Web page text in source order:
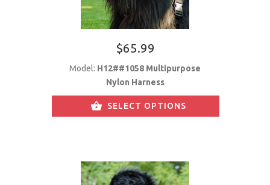
$65.99
Model: H12##1058 Multipurpose
Nylon Harness
SELECT OPTIONS